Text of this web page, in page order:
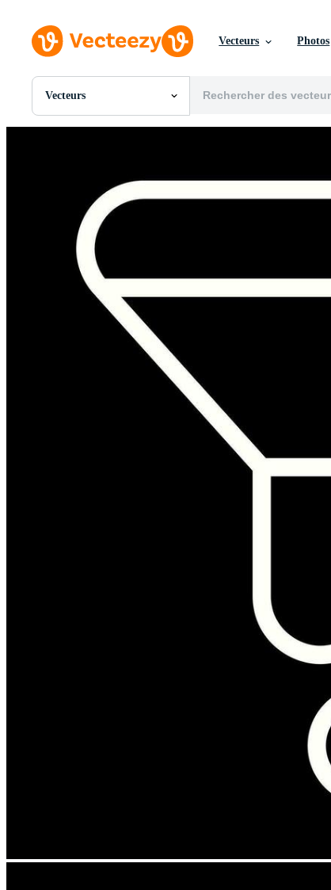
Vecteurs Photos
Vecteurs
Toutes Images
Modèles
Vecteurs
Vidéos
Motion graphics
Images Éditoriales
Événements Éditoriaux